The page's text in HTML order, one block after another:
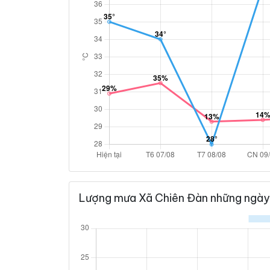
Lượng mưa Xã Chiên Đàn những